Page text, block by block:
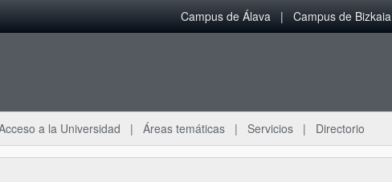
Campus de Álava Campus de Bizkaia
a la Universidad Áreas temáticas Servicios Directorio